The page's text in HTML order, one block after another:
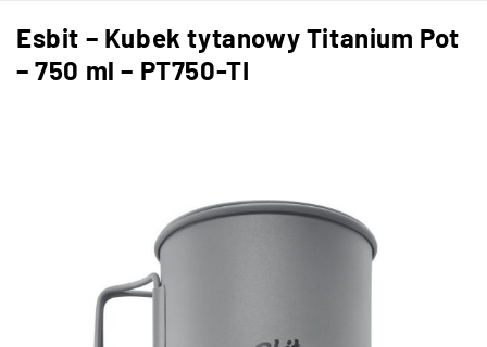
Esbit – Kubek tytanowy Titanium Pot
– 750 ml – PT750-TI